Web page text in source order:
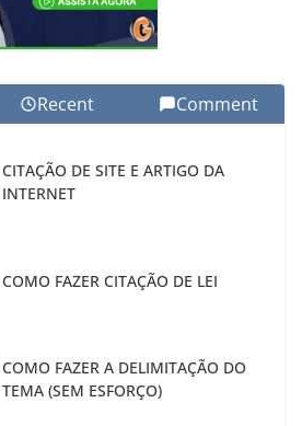
Recent Comment
CITAÇÃO DE SITE E ARTIGO DA
INTERNET
COMO FAZER CITAÇÃO DE LEI
COMO FAZER A DELIMITAÇÃO DO
TEMA (SEM ESFORÇO)